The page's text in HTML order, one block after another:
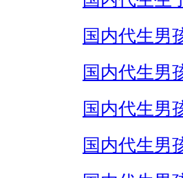
国内代生男
国内代生男
国内代生男
国内代生男